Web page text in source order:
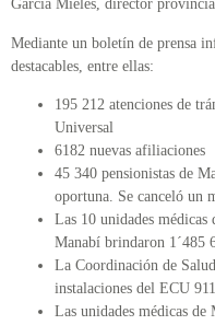
García Mieles, director
Mediante un boletín de prensa
destacables, entre ellas:
195 212 atenciones de
Universal
6182 nuevas afiliaciones
45 340 pensionistas de
oportuna. Se canceló un
Las 10 unidades
Manabí brindaron 1´485
La Coordinación de
instalaciones del ECU
Las unidades médicas